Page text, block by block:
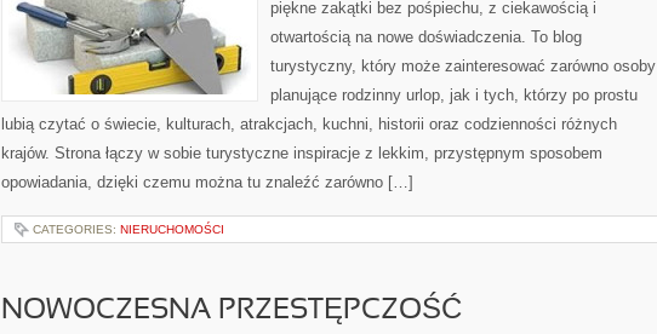
piękne zakątki bez pośpiechu, z ciekawością i
otwartością na nowe doświadczenia. To blog
turystyczny, który może zainteresować zarówno osoby
planujące rodzinny urlop, jak i tych, którzy po prostu
lubią czytać o świecie, kulturach, atrakcjach, kuchni, historii oraz codzienności różnych
krajów. Strona łączy w sobie turystyczne inspiracje z lekkim, przystępnym sposobem
opowiadania, dzięki czemu można tu znaleźć zarówno […]
CATEGORIES: NIERUCHOMOŚCI
NOWOCZESNA PRZESTĘPCZOŚĆ